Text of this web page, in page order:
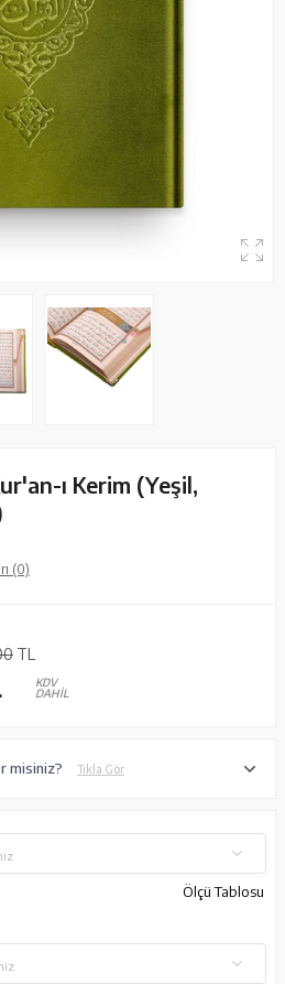
ı Kerim (Yeşil,
(0)
TL
KDV
DAHİL
misiniz? Tıkla Gör
Ölçü Tablosu